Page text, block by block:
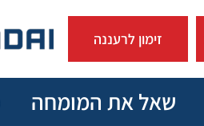
זימון לרעננה
שאל את המומחה